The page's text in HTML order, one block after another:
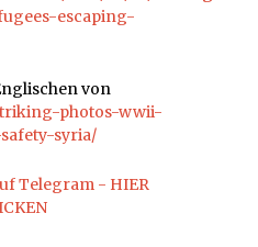
escaping-
von
photos-wwii-
syria/
Telegram - HIER